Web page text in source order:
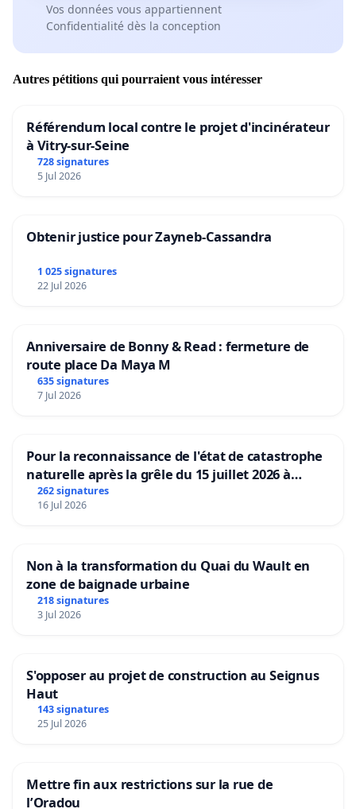
Vos données vous appartiennent
Confidentialité dès la conception
Autres pétitions qui pourraient vous intéresser
Référendum local contre le projet d'incinérateur
à Vitry-sur-Seine
728 signatures
5 Jul 2026
Obtenir justice pour Zayneb-Cassandra
1 025 signatures
22 Jul 2026
Anniversaire de Bonny & Read : fermeture de
route place Da Maya M
635 signatures
7 Jul 2026
Pour la reconnaissance de l'état de catastrophe
naturelle après la grêle du 15 juillet 2026 à
Aubenas et ses alentours
262 signatures
16 Jul 2026
Non à la transformation du Quai du Wault en
zone de baignade urbaine
218 signatures
3 Jul 2026
S'opposer au projet de construction au Seignus
Haut
143 signatures
25 Jul 2026
Mettre fin aux restrictions sur la rue de
l’Oradou